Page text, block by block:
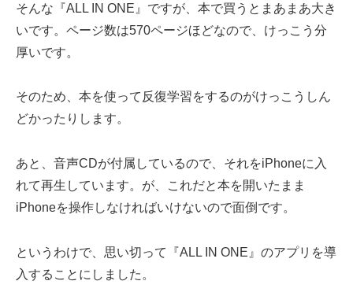
そんな『ALL IN ONE』ですが、本で買うとまあまあ大き
いです。ページ数は570ページほどなので、けっこう分
厚いです。
そのため、本を使って反復学習をするのがけっこうしん
どかったりします。
あと、音声CDが付属しているので、それをiPhoneに入
れて再生しています。が、これだと本を開いたまま
iPhoneを操作しなければいけないので面倒です。
というわけで、思い切って『ALL IN ONE』のアプリを導
入することにしました。